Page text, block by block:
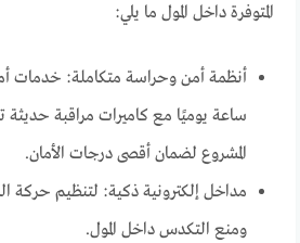
المتوفرة داخل المول ما يلي:
ساعة يوميًا مع كاميرات مراقبة
المشروع لضمان أقصى درجات الأمان.
مداخل إلكترونية ذكية: لتنظيم حركة
ومنع التكدس داخل المول.